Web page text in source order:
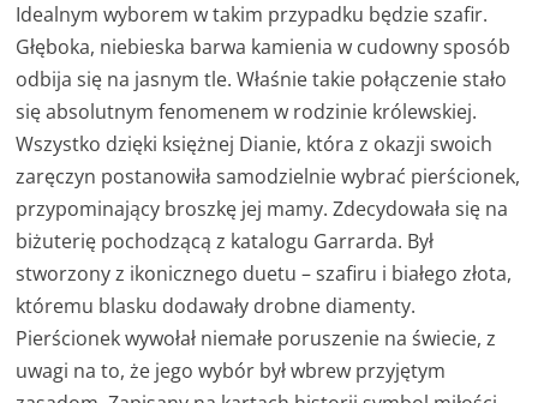
Idealnym wyborem w takim przypadku będzie szafir.
Głęboka, niebieska barwa kamienia w cudowny sposób
odbija się na jasnym tle. Właśnie takie połączenie stało
się absolutnym fenomenem w rodzinie królewskiej.
Wszystko dzięki księżnej Dianie, która z okazji swoich
zaręczyn postanowiła samodzielnie wybrać pierścionek,
przypominający broszkę jej mamy. Zdecydowała się na
biżuterię pochodzącą z katalogu Garrarda. Był
stworzony z ikonicznego duetu – szafiru i białego złota,
któremu blasku dodawały drobne diamenty.
Pierścionek wywołał niemałe poruszenie na świecie, z
uwagi na to, że jego wybór był wbrew przyjętym